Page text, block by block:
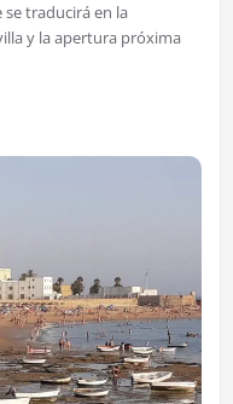
traducirá en la
y la apertura próxima